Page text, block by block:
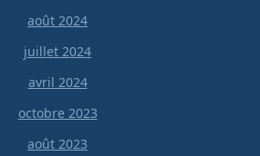
août 2024
juillet 2024
avril 2024
octobre 2023
août 2023